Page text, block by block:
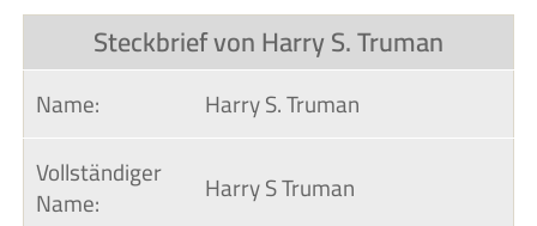
Steckbrief von Harry S. Truman
Name:
Harry S. Truman
Vollständiger
Name: Harry S Truman